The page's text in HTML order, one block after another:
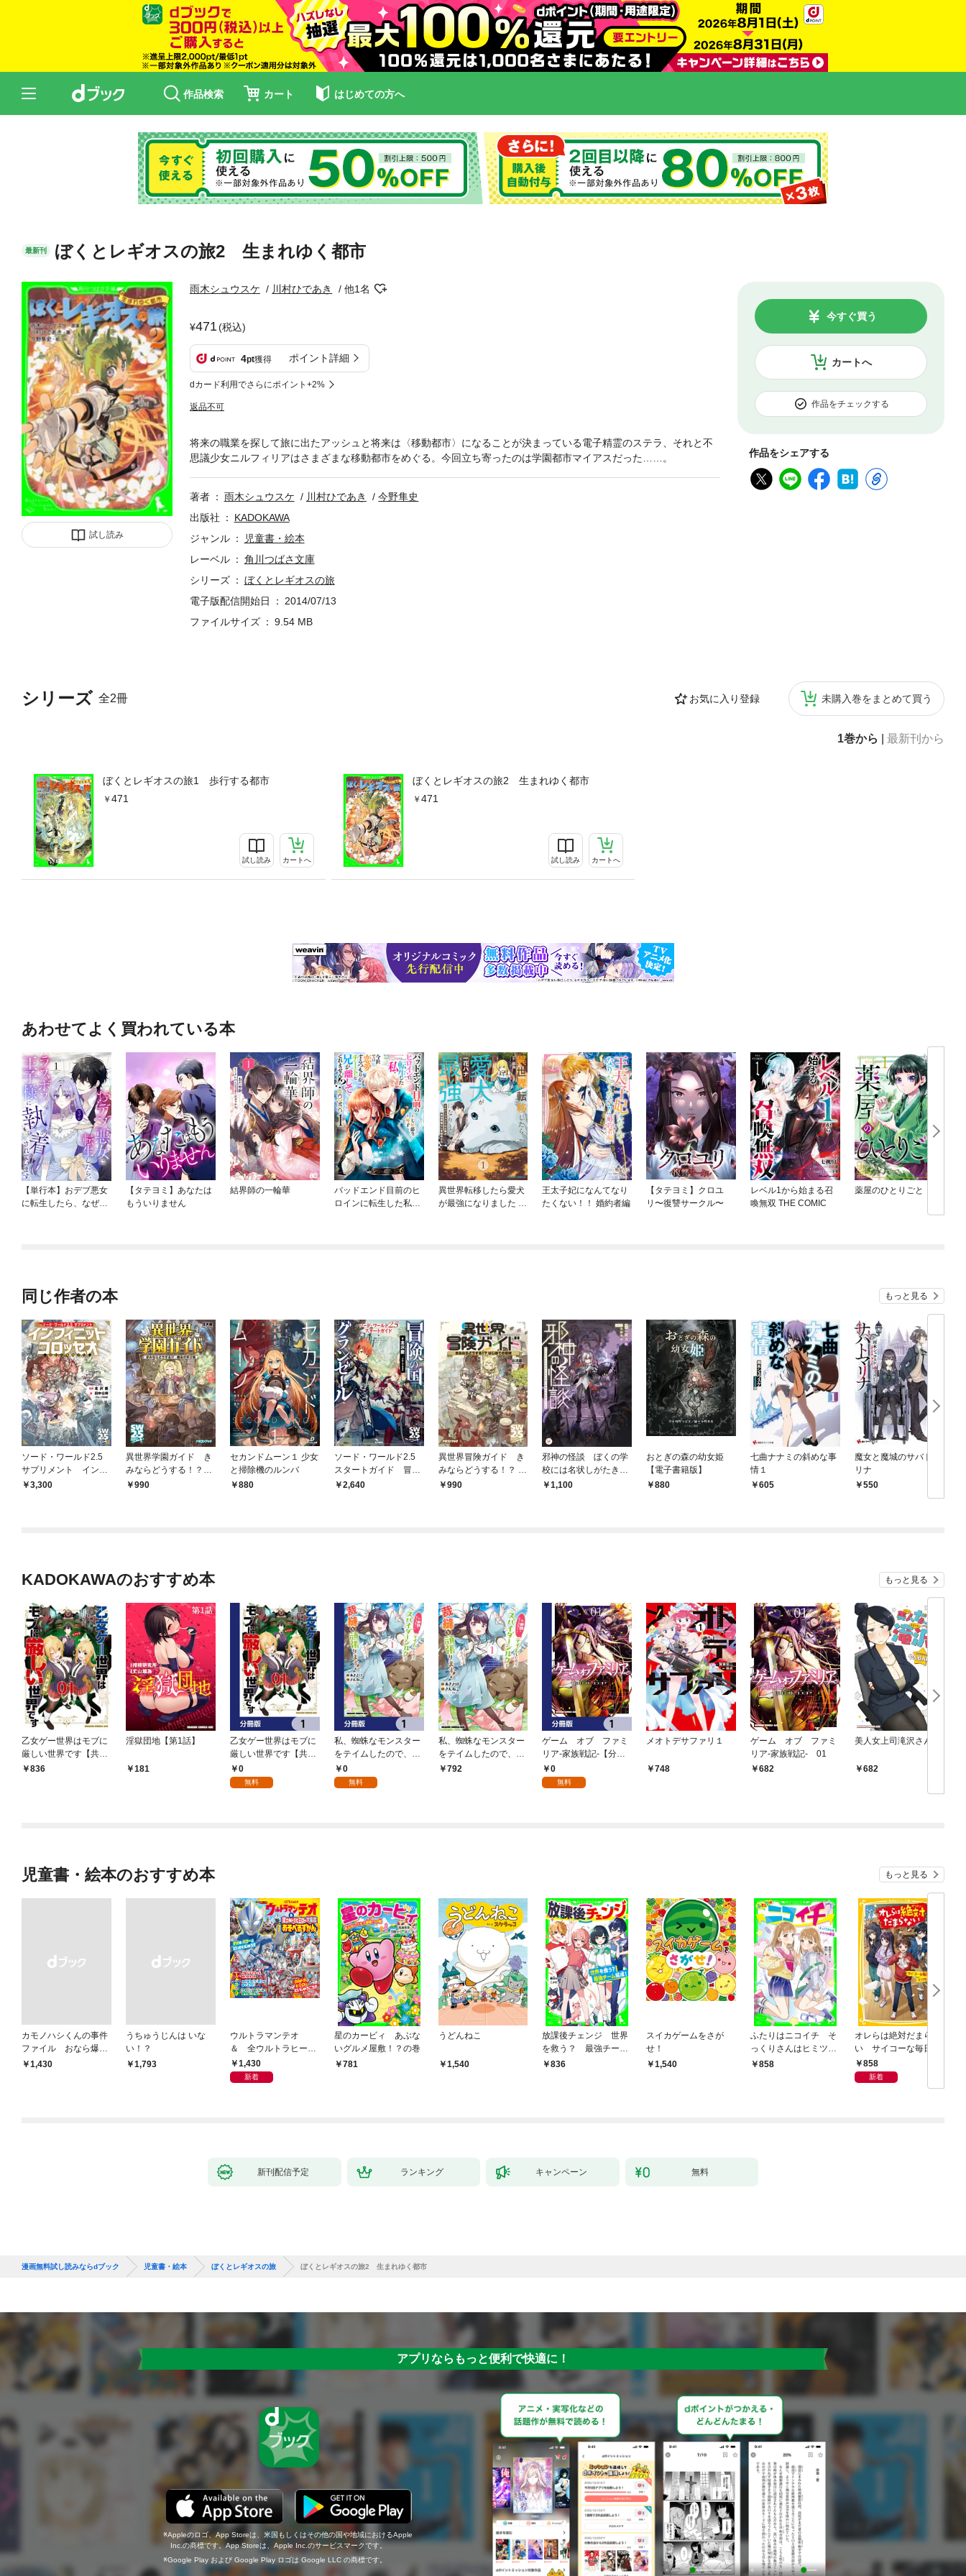
作品検索 カート はじめての方へ
最新刊 ぼくとレギオスの旅2 生まれゆく都市
試し読み
雨木シュウスケ 川村ひであき 他1名
471(税込)
4pt獲得 ポイント詳細
dカード利用でさらにポイント+2%
返品不可
カートへ
今すぐ買う
作品をチェックする
作品をシェアする
シリーズ 全2冊 お気に入り登録 未購入巻をまとめて買う
1巻から 最新刊から
ぼくとレギオスの旅1 歩行する都市
471
試し読み カートへ
ぼくとレギオスの旅2 生まれゆく都市
471
試し読み カートへ
将来の職業を探して旅に出たアッシュと将来は〈移動都市〉になることが決まっている電子精霊のステラ、それと不
思議少女ニルフィリアはさまざまな移動都市をめぐる。今回立ち寄ったのは学園都市マイアスだった……。
著者 雨木シュウスケ 川村ひであき
今野隼史
出版社
KADOKAWA
ジャンル
児童書・絵本
レーベル
角川つばさ文庫
シリーズ
ぼくとレギオスの旅
電子版配信開始日
2014/07/13
ファイルサイズ
9.54 MB
あわせてよく買われている本
【単行本】おデブ悪女
に転生したら、なぜか
【タテヨミ】あなたは
もういりません
結界師の一輪華
バッドエンド目前のヒ
ロインに転生した私、
異世界転移したら愛犬
が最強になりました ～
王太子妃になんてなり
たくない！！ 婚約者編
【タテヨミ】クロユ
リ〜復讐サークル〜
レベル1から始まる召
喚無双 THE COMIC
薬屋のひとりごと
同じ作者の本 もっと見る
ソード・ワールド2.5
サプリメント インフ
ィニットコロッセオ ‐
3,300
異世界学園ガイド き
みならどうする！？
魔法の学び舎
990
セカンドムーン１ 少女
と掃除機のルンバ
880
ソード・ワールド2.5
スタートガイド 冒険
の国グランゼール
2,640
異世界冒険ガイド き
みならどうする！？ は
じめての冒険
990
邪神の怪談 ぼくの学
校には名状しがたき怖
い神様たちがすんでい
1,100
おとぎの森の幼女姫
【電子書籍版】
880
七曲ナナミの斜めな事
情１
605
魔女と魔城のサバトマ
リナ
550
KADOKAWAのおすすめ本 もっと見る
乙女ゲー世界はモブに
厳しい世界です【共和
国編】 ０１
836
淫獄団地【第1話】
181
乙女ゲー世界はモブに
厳しい世界です【共和
国編】【分冊版】 1
0
無料
私、蜘蛛なモンスター
をテイムしたので、ス
パイダーシルクで裁縫
を頑張ります！【分冊
0
無料
私、蜘蛛なモンスター
をテイムしたので、ス
パイダーシルクで裁縫
792
ゲーム オブ ファミ
リア-家族戦記-【分冊
版】 1
0
無料
メオトデサファリ１
748
ゲーム オブ ファミ
リア-家族戦記- 01
682
美人女上司滝沢さん
682
児童書・絵本のおすすめ本 もっと見る
カモノハシくんの事件
ファイル おなら爆
弾！ 危機イッパツ編
￥1,430
うちゅうじんは いな
い！？
￥1,793
ウルトラマンテオ
＆ 全ウルトラヒーロ
ー大集合 あそべるず
かん
1,430
新着
星のカービィ あぶな
いグルメ屋敷！？の巻
781
うどんねこ
1,540
放課後チェンジ 世界
を救う？ 最強チーム
結成！
836
スイカゲームをさが
せ！
1,540
ふたりはニコイチ そ
っくりさんはヒミツの
親友858
オレらは絶対だまらな
い サイコーな毎日を
とりもどせっ！
858
新着
新刊配信予定 ランキング キャンペーン 無料
漫画無料試し読みならdブック 児童書・絵本 ぼくとレギオスの旅 ぼくとレギオスの旅2 生まれゆく都市
アプリならもっと便利で快適に！
Appleのロゴ、App Storeは、米国もしくはその他の国や地域におけるApple
Inc.の商標です。App Storeは、Apple Inc.のサービスマークです。
Google Play および Google Play ロゴは Google LLC の商標です。